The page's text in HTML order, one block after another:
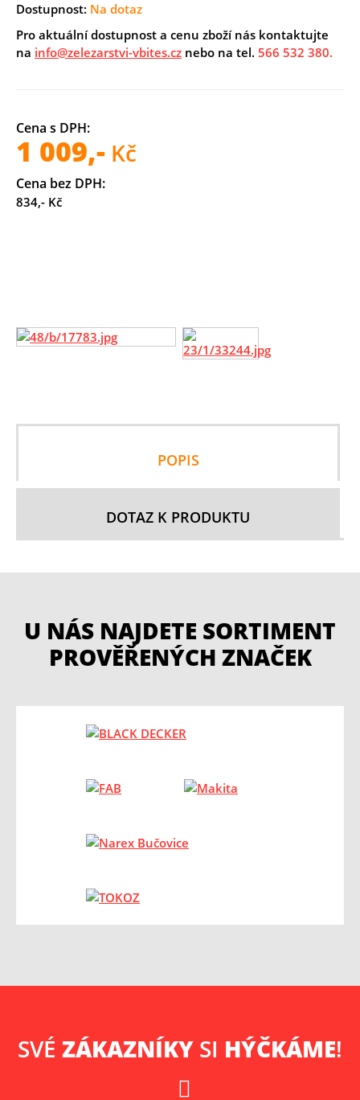
Dostupnost: Na dotaz
Pro aktuální dostupnost a cenu zboží nás kontaktujte
na info@zelezarstvi-vbites.cz nebo na tel. 566 532 380.
Cena s DPH:
1 009,- Kč
Cena bez DPH:
834,- Kč
POPIS
DOTAZ K PRODUKTU
U NÁS NAJDETE SORTIMENT
PROVĚŘENÝCH ZNAČEK
SVÉ ZÁKAZNÍKY SI HÝČKÁME!